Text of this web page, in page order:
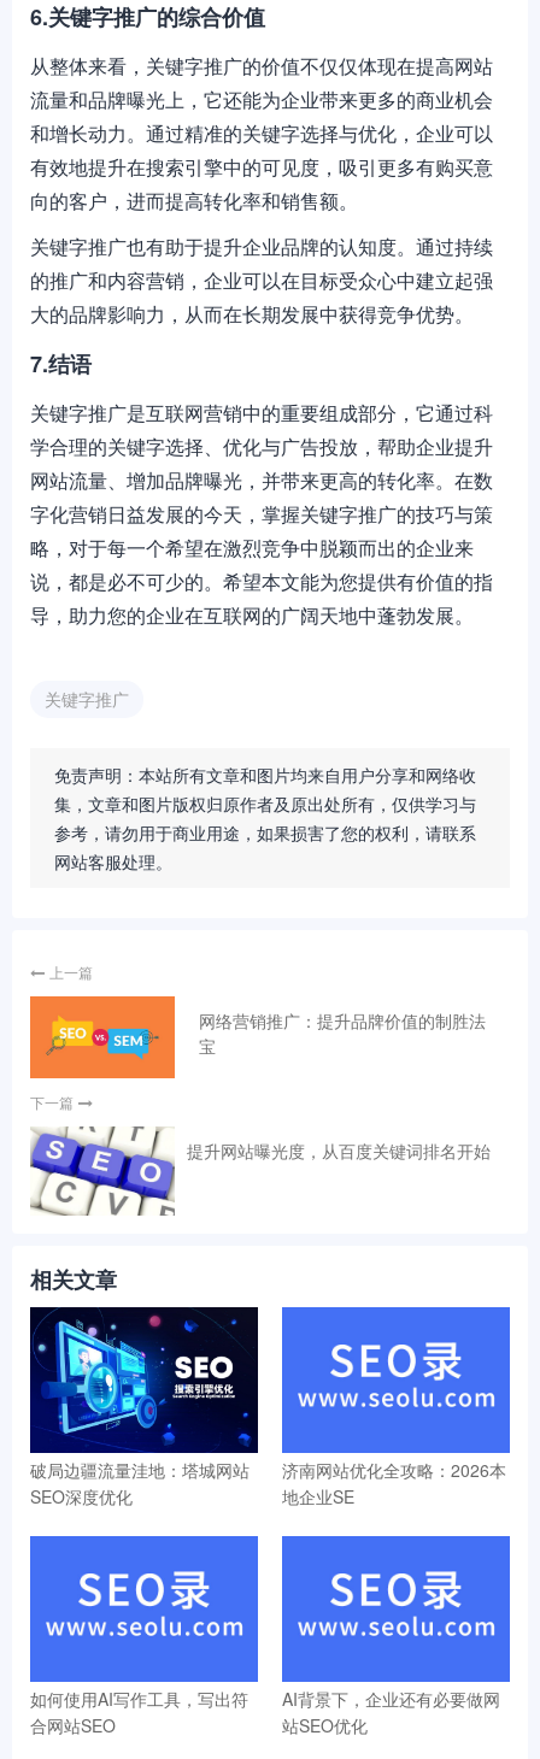
6.关键字推广的综合价值
从整体来看，关键字推广的价值不仅仅体现在提高网站
流量和品牌曝光上，它还能为企业带来更多的商业机会
和增长动力。通过精准的关键字选择与优化，企业可以
有效地提升在搜索引擎中的可见度，吸引更多有购买意
向的客户，进而提高转化率和销售额。
关键字推广也有助于提升企业品牌的认知度。通过持续
的推广和内容营销，企业可以在目标受众心中建立起强
大的品牌影响力，从而在长期发展中获得竞争优势。
7.结语
关键字推广是互联网营销中的重要组成部分，它通过科
学合理的关键字选择、优化与广告投放，帮助企业提升
网站流量、增加品牌曝光，并带来更高的转化率。在数
字化营销日益发展的今天，掌握关键字推广的技巧与策
略，对于每一个希望在激烈竞争中脱颖而出的企业来
说，都是必不可少的。希望本文能为您提供有价值的指
导，助力您的企业在互联网的广阔天地中蓬勃发展。
关键字推广
免责声明：本站所有文章和图片均来自用户分享和网络收
集，文章和图片版权归原作者及原出处所有，仅供学习与
参考，请勿用于商业用途，如果损害了您的权利，请联系
网站客服处理。
上一篇
网络营销推广：提升品牌价值的制胜法
宝
下一篇
提升网站曝光度，从百度关键词排名开始
相关文章
破局边疆流量洼地：塔城网站
SEO深度优化
济南网站优化全攻略：2026本
地企业SE
如何使用AI写作工具，写出符
合网站SEO
AI背景下，企业还有必要做网
站SEO优化